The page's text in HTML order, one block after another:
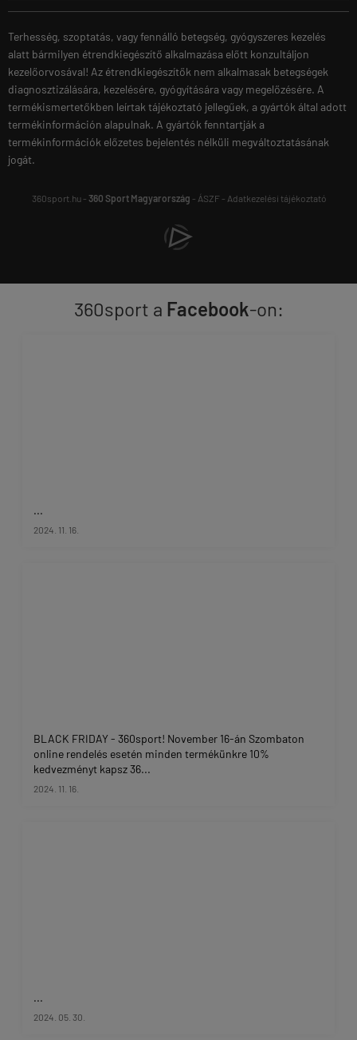
Terhesség, szoptatás, vagy fennálló betegség, gyógyszeres kezelés
alatt bármilyen étrendkiegészítő alkalmazása előtt konzultáljon
kezelőorvosával! Az étrendkiegészítők nem alkalmasak betegségek
diagnosztizálására, kezelésére, gyógyítására vagy megelőzésére. A
termékismertetőkben leírtak tájékoztató jellegűek, a gyártók által adott
termékinformáción alapulnak. A gyártók fenntartják a
termékinformációk előzetes bejelentés nélküli megváltoztatásának
jogát.
360sport.hu - 360 Sport Magyarország - ÁSZF- Adatkezelési tájékoztató
360sport a Facebook-on:
...
2024. 11. 16.
BLACK FRIDAY - 360sport! November 16-án Szombaton
online rendelés esetén minden termékünkre 10%
kedvezményt kapsz 36...
2024. 11. 16.
...
2024. 05. 30.